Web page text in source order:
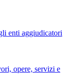
enti aggiudicatori
opere, servizi e